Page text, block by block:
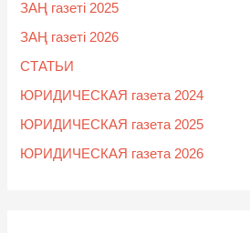
ЗАҢ газеті 2025
ЗАҢ газеті 2026
СТАТЬИ
ЮРИДИЧЕСКАЯ газета 2024
ЮРИДИЧЕСКАЯ газета 2025
ЮРИДИЧЕСКАЯ газета 2026